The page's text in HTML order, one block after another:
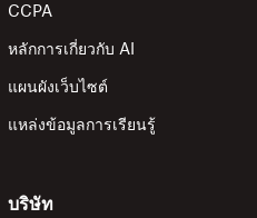
CCPA
หลักการเกี่ยวกับ AI
แผนผังเว็บไซต์
แหล่งข้อมูลการเรียนรู้
บริษัท